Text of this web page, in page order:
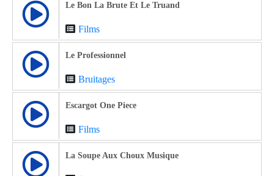
Le Bon La Brute Et Le Truand
Films
Le Professionnel
Bruitages
Escargot One Piece
Films
La Soupe Aux Choux Musique